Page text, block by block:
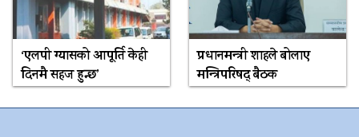
‘एलपी ग्यासको आपूर्ति केही
दिनमै सहज हुन्छ’
प्रधानमन्त्री शाहले बोलाए
मन्त्रिपरिषद् बैठक